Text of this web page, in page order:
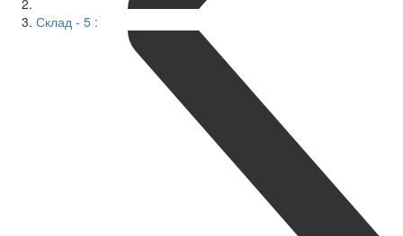
Склад - 5 :